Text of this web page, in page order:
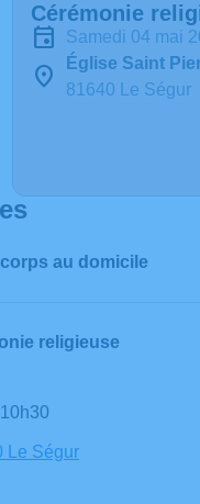
Cérémonie
samedi 04 mai
Église Saint
81640 Le Ségur
au domicile
religieuse
Le Ségur